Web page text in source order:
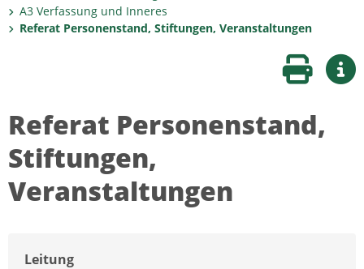
A3 Verfassung und Inneres
Referat Personenstand, Stiftungen, Veranstaltungen
Seite
Referat Personenstand,
Stiftungen,
Veranstaltungen
Leitung